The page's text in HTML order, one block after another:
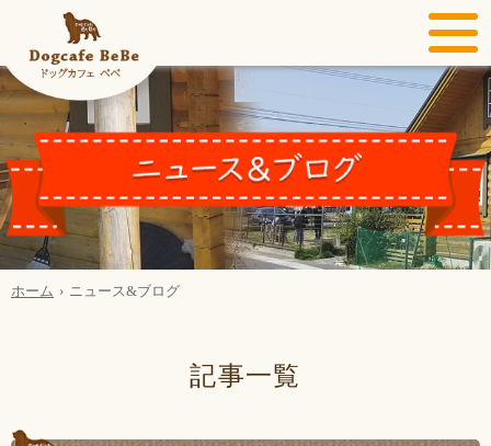
ホーム ニュース&ブログ
記事一覧